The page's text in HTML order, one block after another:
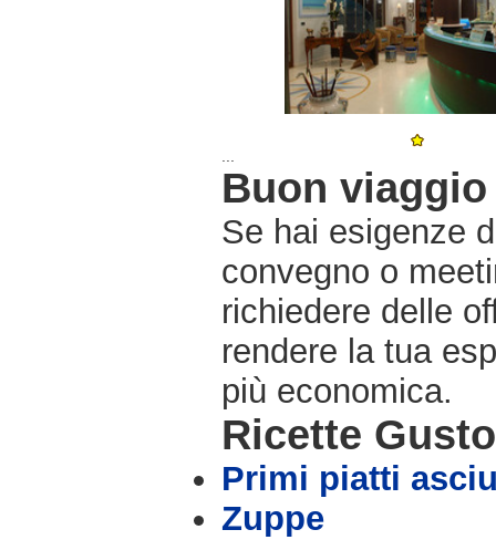
Buon viaggio
Se hai esigenze
convegno o
richiedere delle
rendere la tua
più economica.
Ricette
Primi piatti
Zuppe